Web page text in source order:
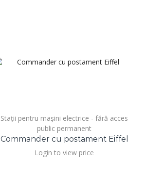
Stații pentru mașini electrice - fără acces
public permanent
Commander cu postament Eiffel
Login to view price